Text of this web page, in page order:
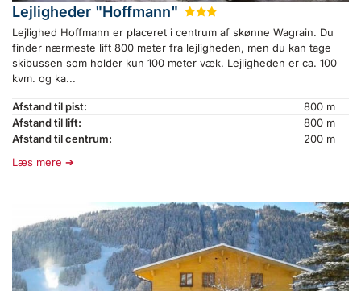
Lejligheder "Hoffmann" ★★
Lejlighed Hoffmann er placeret i centrum af skønne Wagrain. Du
finder nærmeste lift 800 meter fra lejligheden, men du kan tage
skibussen som holder kun 100 meter væk. Lejligheden er ca. 100
kvm. og ka...
Afstand til pist:
800 m
Afstand til lift:
800 m
Afstand til centrum:
200 m
Læs mere